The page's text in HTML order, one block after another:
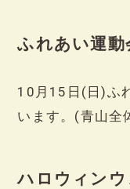
ふれあい運動
10月15日(日)ふ
います。(青山全
ハロウィンウ